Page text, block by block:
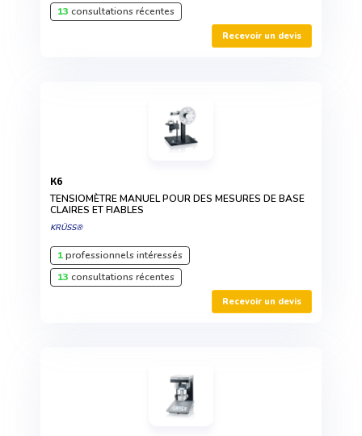
13 consultations récentes
Recevoir un devis
K6
TENSIOMÈTRE MANUEL POUR DES MESURES DE BASE
CLAIRES ET FIABLES
KRÜSS®
1professionnels intéressés
13 consultations récentes
Recevoir un devis